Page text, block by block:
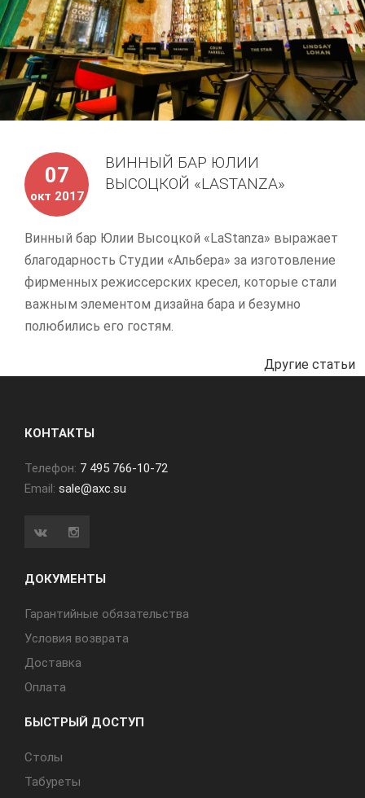
07
окт 2017
ВИННЫЙ БАР ЮЛИИ
ВЫСОЦКОЙ «LASTANZA»
Винный бар Юлии Высоцкой «LaStanza» выражает
благодарность Студии «Альбера» за изготовление
фирменных режиссерских кресел, которые стали
важным элементом дизайна бара и безумно
полюбились его гостям.
Другие статьи
КОНТАКТЫ
Телефон: 7 495 766-10-72
Email: sale@axc.su
ДОКУМЕНТЫ
Гарантийные обязательства
Условия возврата
Доставка
Оплата
БЫСТРЫЙ ДОСТУП
Cтолы
Табуреты